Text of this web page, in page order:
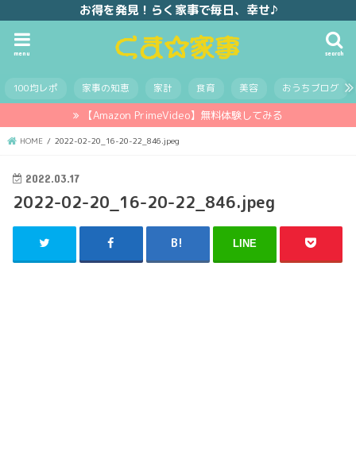
お得を発見！らく家事で毎日、幸せ♪
search
menu
100均レポ 家事の知恵 家計 食育 美容 おうちブログ
【Amazon PrimeVideo】無料体験してみる
HOME 2022-02-20_16-20-22_846.jpeg
2022.03.17
2022-02-20_16-20-22_846.jpeg
LINE